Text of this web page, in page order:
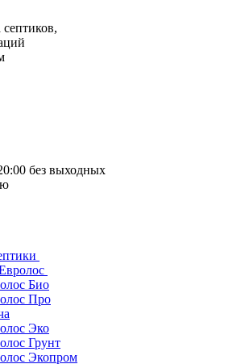
без выходных
Био
Про
Эко
Грунт
Экопром